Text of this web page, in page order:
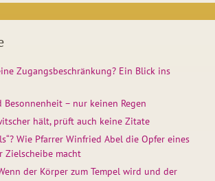
Zugangsbeschränkung? Ein Blick ins
– nur keinen Regen
hält, prüft auch keine Zitate
Wie Pfarrer Winfried Abel die Opfer eines
Zielscheibe macht
der Körper zum Tempel wird und der